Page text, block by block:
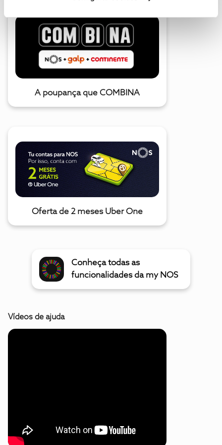
A poupança que COMBINA
Oferta de 2 meses Uber One
Conheça todas as
funcionalidades da my NOS
Vídeos de ajuda